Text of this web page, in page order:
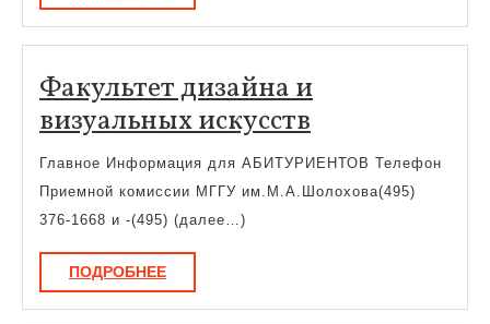
Факультет дизайна и
визуальных искусствФакультет
дизайна
и
Главное Информация для АБИТУРИЕНТОВ Телефон
Приемной комиссии МГГУ им.М.А.Шолохова(495)
376-1668 и -(495) (далее…)
ПОДРОБНЕЕПОДРОБНЕЕ